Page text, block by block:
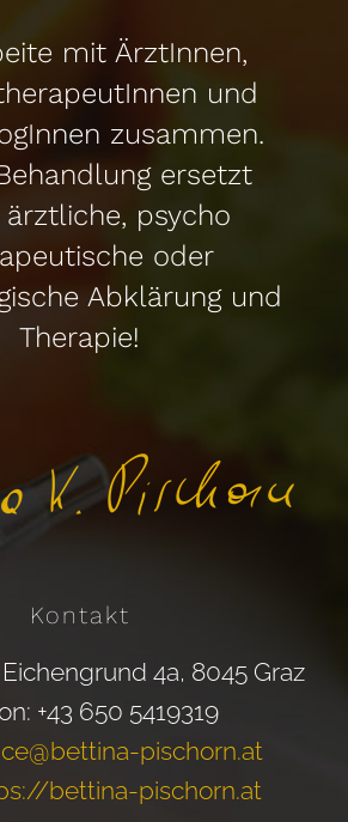
mit ÄrztInnen,
und
zusammen.
ersetzt
ärztliche, psycho
oder
Abklärung und
Therapie!
Kontakt
4a, 8045 Graz
+43 650 5419319
pischorn.at
bettina-pischorn.at